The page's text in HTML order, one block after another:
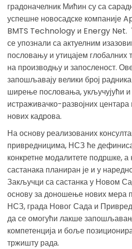
градоначелник Мићин су са
успешне новосадске компаније
BMTS Technology и Energy Net.
се упознали са актуелним
пословању и утицајем
на производњу и запосленост.
запошљавају велики број
ширење пословања, укључујући
истраживачко-развојних
нових кадрова.
На основу реализованих
привредницима, НСЗ ће
конкретне модалитете подршке, а
састанака планиран је и у
Закључци са састанка у Новом
основу за доношење нових мера
НСЗ, града Новог Сада и
да се омогући лакше
компетенција и боље
тржишту рада.